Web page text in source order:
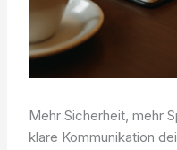
Mehr Sicherheit, mehr
klare Kommunikation